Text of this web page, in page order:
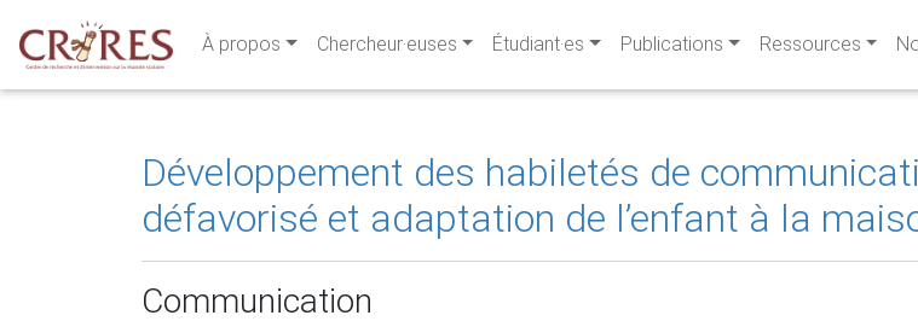
À propos Chercheur·euses Étudiant·es Publications Ressources
Développement des habiletés de
défavorisé et adaptation de l’enfant à la
Communication